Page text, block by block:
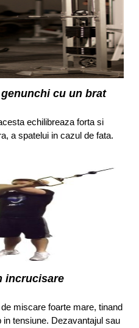
cu un brat
echilibreaza forta si
a spatelui in cazul de fata.
incrucisare
miscare foarte mare, tinand
tensiune. Dezavantajul sau